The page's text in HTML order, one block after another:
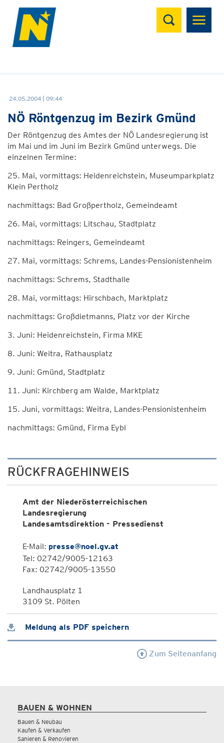
Suchen
24.05.2004 | 09:44
NÖ Röntgenzug im Bezirk Gmünd
Der Röntgenzug des Amtes der NÖ Landesregierung ist
im Mai und im Juni im Bezirk Gmünd unterwegs. Die
einzelnen Termine:
25. Mai, vormittags: Heidenreichstein, Museumparkplatz
Klein Pertholz
nachmittags: Bad Großpertholz, Gemeindeamt
26. Mai, vormittags: Litschau, Stadtplatz
nachmittags: Reingers, Gemeindeamt
27. Mai, vormittags: Schrems, Landes-Pensionistenheim
nachmittags: Schrems, Stadthalle
28. Mai, vormittags: Hirschbach, Marktplatz
nachmittags: Großdietmanns, Platz vor der Kirche
3. Juni: Heidenreichstein, Firma MKE
8. Juni: Weitra, Rathausplatz
9. Juni: Gmünd, Stadtplatz
11. Juni: Kirchberg am Walde, Marktplatz
15. Juni, vormittags: Weitra, Landes-Pensionistenheim
nachmittags: Gmünd, Firma Eybl
RÜCKFRAGEHINWEIS
Amt der Niederösterreichischen
Landesregierung
Landesamtsdirektion - Pressedienst
E-Mail: presse@noel.gv.at
Tel: 02742/9005-12163
Fax: 02742/9005-13550
Landhausplatz 1
3109 St. Pölten
Meldung als PDF speichern
Zum Seitenanfang
BAUEN & WOHNEN
Bauen & Neubau
Kaufen & Verkaufen
Sanieren & Renovieren